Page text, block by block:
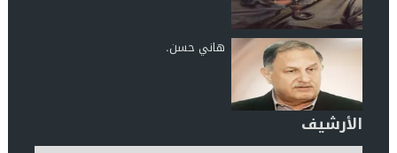
هاني حسن.
الأرشيف